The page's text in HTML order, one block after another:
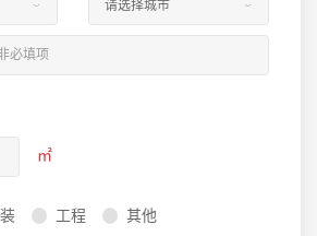
㎡
工程 其他